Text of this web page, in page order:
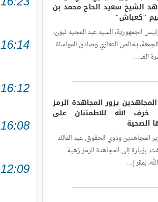
الشيخ سعيد الحاج محمد بن
"كعباش"
الجمهورية، السيد عبد المجيد تبون،
بخالص التعازي وصادق المواساة
الف…
يزور المجاهدة الرمز
خرف الله للاطمئنان على
الصحية
المجاهدين وذوي الحقوق, عبد المالك
بزيارة إلى المجاهدة الرمز زهية
بمقر إ…
16:14
16:12
16:08
12:09